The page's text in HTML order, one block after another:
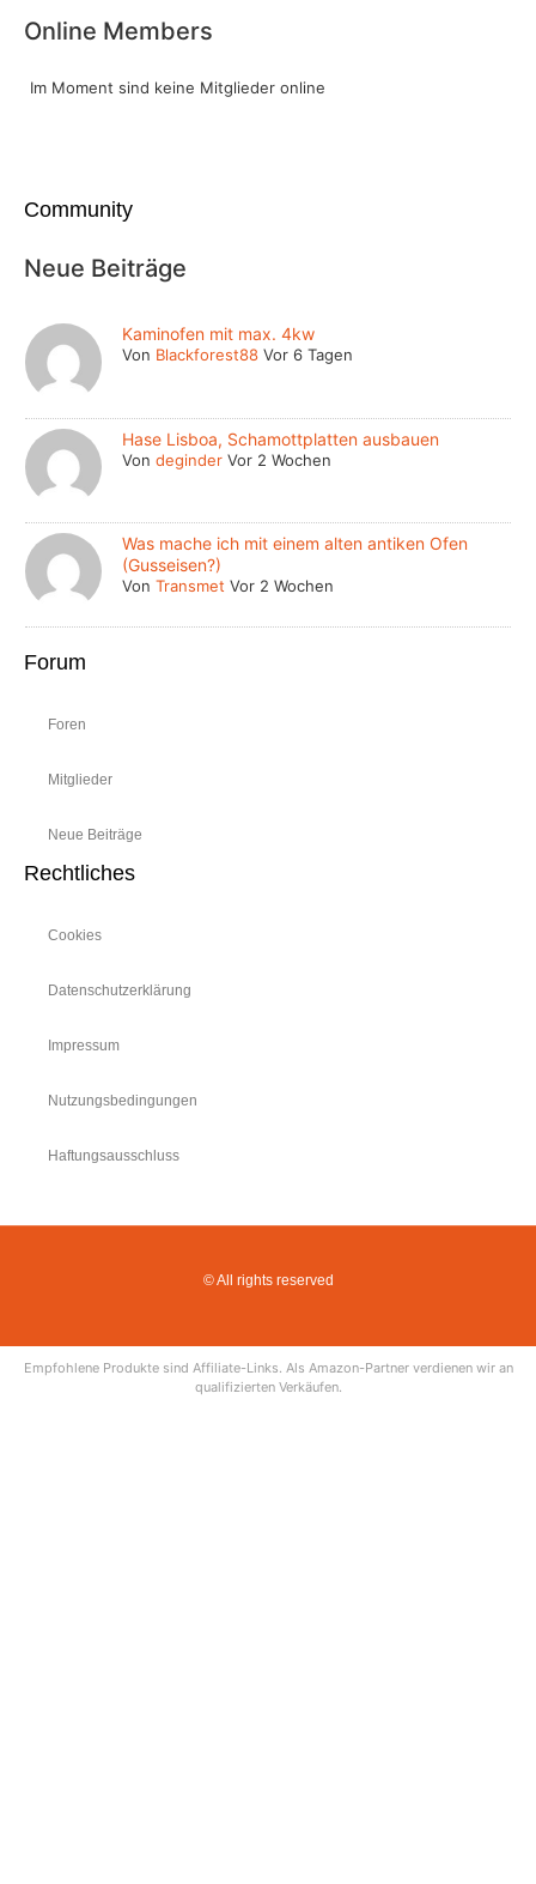
Online Members
Im Moment sind keine Mitglieder online
Community
Neue Beiträge
Kaminofen mit max. 4kw
Von Blackforest88 Vor 6 Tagen
Hase Lisboa, Schamottplatten ausbauen
Vondeginder Vor 2 Wochen
Was mache ich mit einem alten antiken Ofen
(Gusseisen?)
VonTransmet Vor 2 Wochen
Forum
Foren
Mitglieder
Neue Beiträge
Rechtliches
Cookies
Datenschutzerklärung
Impressum
Nutzungsbedingungen
Haftungsausschluss
© All rights reserved
Empfohlene Produkte sind Affiliate-Links. Als Amazon-Partner verdienen wir an
qualifizierten Verkäufen.